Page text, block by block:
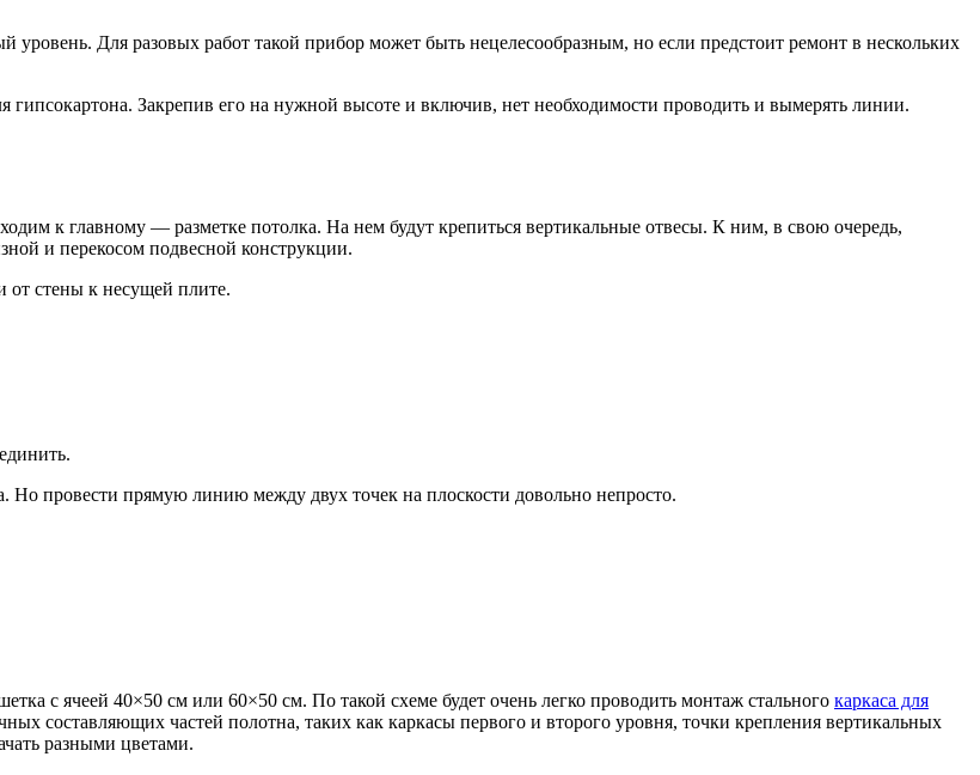
Для разовых работ такой прибор может быть нецелесообразным, но если предстоит ремонт в нескольких
Закрепив его на нужной высоте и включив, нет необходимости проводить и вымерять линии.
к главному — разметке потолка. На нем будут крепиться вертикальные отвесы. К ним, в свою очередь,
и перекосом подвесной конструкции.
стены к несущей плите.
провести прямую линию между двух точек на плоскости довольно непросто.
с ячеей 40×50 см или 60×50 см. По такой схеме будет очень легко проводить монтаж стального каркаса для
составляющих частей полотна, таких как каркасы первого и второго уровня, точки крепления вертикальных
разными цветами.